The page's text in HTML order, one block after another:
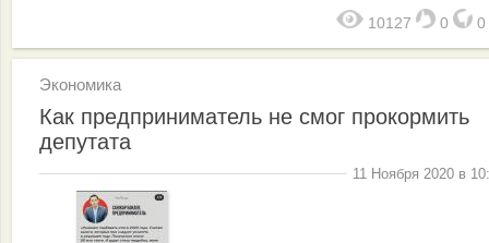
10127 0 0
Экономика
Как предприниматель не смог прокормить
депутата
11 Ноября 2020 в